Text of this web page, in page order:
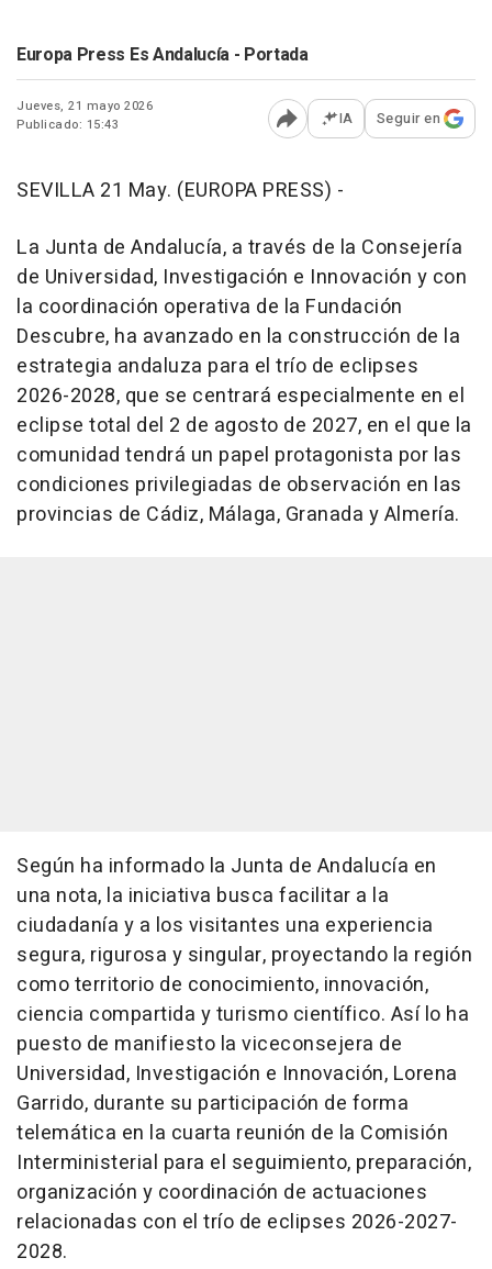
Europa Press Es Andalucía - Portada
Jueves, 21 mayo 2026
Publicado: 15:43
Abrir opciones para
IA Seguir en
SEVILLA 21 May. (EUROPA PRESS) -
La Junta de Andalucía, a través de la Consejería
de Universidad, Investigación e Innovación y con
la coordinación operativa de la Fundación
Descubre, ha avanzado en la construcción de la
estrategia andaluza para el trío de eclipses
2026-2028, que se centrará especialmente en el
eclipse total del 2 de agosto de 2027, en el que la
comunidad tendrá un papel protagonista por las
condiciones privilegiadas de observación en las
provincias de Cádiz, Málaga, Granada y Almería.
Según ha informado la Junta de Andalucía en
una nota, la iniciativa busca facilitar a la
ciudadanía y a los visitantes una experiencia
segura, rigurosa y singular, proyectando la región
como territorio de conocimiento, innovación,
ciencia compartida y turismo científico. Así lo ha
puesto de manifiesto la viceconsejera de
Universidad, Investigación e Innovación, Lorena
Garrido, durante su participación de forma
telemática en la cuarta reunión de la Comisión
Interministerial para el seguimiento, preparación,
organización y coordinación de actuaciones
relacionadas con el trío de eclipses 2026-2027-
2028.